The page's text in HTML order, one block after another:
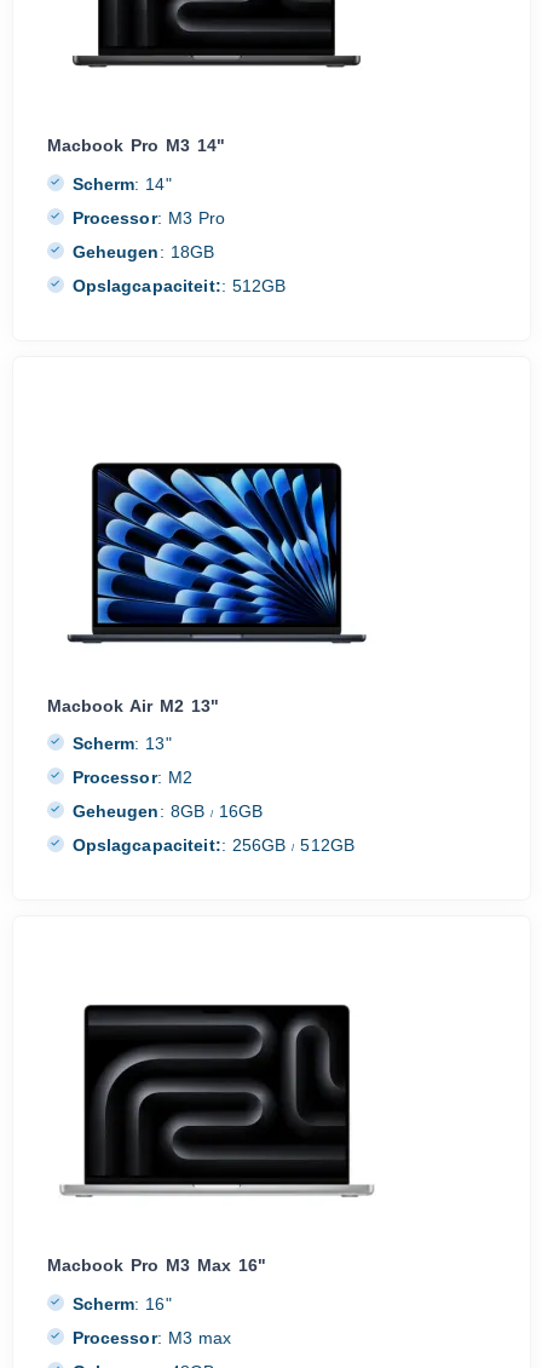
Macbook Pro M3 14"
Scherm: 14"
Processor: M3 Pro
Geheugen: 18GB
Opslagcapaciteit:: 512GB
Macbook Air M2 13"
Scherm: 13"
Processor: M2
Geheugen: 8GB / 16GB
Opslagcapaciteit:: 256GB/ 512GB
Macbook Pro M3 Max 16"
Scherm: 16"
Processor: M3 max